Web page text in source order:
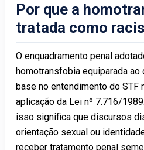
Por que a
tratada como
O enquadramento penal
homotransfobia equiparada
base no entendimento do STF
aplicação da Lei nº 7.716/
isso significa que discursos
orientação sexual ou
receber tratamento penal